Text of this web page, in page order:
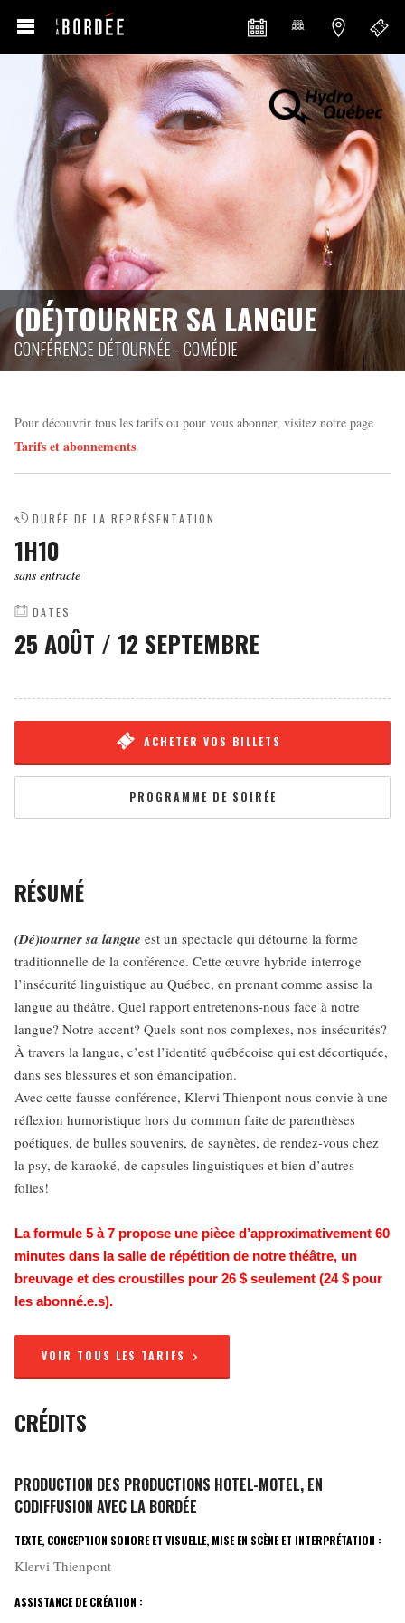
(DÉ)TOURNER SA LANGUE
CONFÉRENCE DÉTOURNÉE - COMÉDIE
Pour découvrir tous les tarifs ou pour vous abonner, visitez notre page
Tarifs et abonnements.
DURÉE DE LA REPRÉSENTATION
1H10
sans entracte
DATES
25 AOÛT / 12 SEPTEMBRE
ACHETER VOS BILLETS
PROGRAMME DE SOIRÉE
RÉSUMÉ
(Dé)tourner sa langue est un spectacle qui détourne la forme
traditionnelle de la conférence. Cette œuvre hybride interroge
l’insécurité linguistique au Québec, en prenant comme assise la
langue au théâtre. Quel rapport entretenons-nous face à notre
langue? Notre accent? Quels sont nos complexes, nos insécurités?
À travers la langue, c’est l’identité québécoise qui est décortiquée,
dans ses blessures et son émancipation.
Avec cette fausse conférence, Klervi Thienpont nous convie à une
réflexion humoristique hors du commun faite de parenthèses
poétiques, de bulles souvenirs, de saynètes, de rendez-vous chez
la psy, de karaoké, de capsules linguistiques et bien d’autres
folies!
La formule 5 à 7 propose une pièce d’approximativement 60
minutes dans la salle de répétition de notre théâtre, un
breuvage et des croustilles pour 26 $ seulement (24 $ pour
les abonné.e.s).
VOIR TOUS LES TARIFS
CRÉDITS
PRODUCTION DES PRODUCTIONS HOTEL-MOTEL, EN
CODIFFUSION AVEC LA BORDÉE
TEXTE, CONCEPTION SONORE ET VISUELLE, MISE EN SCÈNE ET INTERPRÉTATION :
Klervi Thienpont
ASSISTANCE DE CRÉATION :